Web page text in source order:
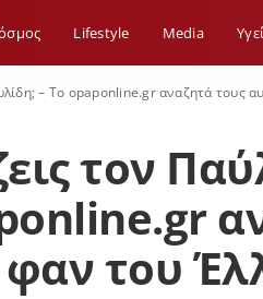
Lifestyle Media
– Το opaponline.gr αναζητά τους
τον
φαν του